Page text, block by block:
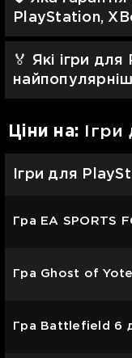
PlayStation,
🏅 Які ігри
Цiни на:
Ігри для
Гра EA SPORTS
Гра Ghost of
Гра Battlefield 6